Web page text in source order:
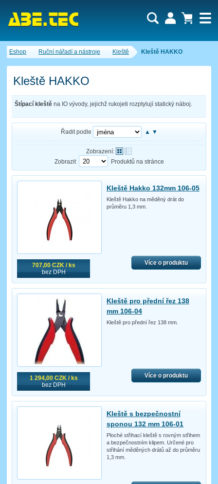
Eshop Ruční nářadí a nástroje Kleště Kleště HAKKO
Kleště HAKKO
Štípací kleště na IO vývody, jejichž rukojeti rozptylují statický náboj.
Řadit podle ▲ ▼
Zobrazení:
Zobrazit
Produktů na stránce
707,00 CZK / ks
bez DPH
Kleště Hakko 132mm 106-05
Kleště Hakko na měděný drát do
průměru 1,3 mm.
Více o produktu
1 294,00 CZK / ks
bez DPH
Kleště pro přední řez 138
mm 106-04
Kleště pro přední řez 138 mm.
Více o produktu
Kleště s bezpečnostní
sponou 132 mm 106-01
Ploché střihací kleště s rovným střihem
a bezpečnostním klipem. Určené pro
střihání měděných drátů až do průměru
1,3 mm.
Nákupní košík je momentálně prázdný.
Počet produktů:0
Cena celkem:0,00 CZK
Uživatel:
Zapomenuté heslo